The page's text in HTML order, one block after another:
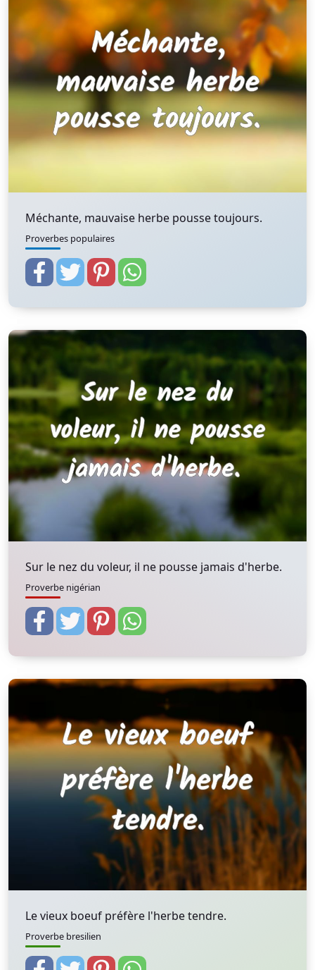
Méchante, mauvaise herbe pousse toujours.
Proverbes populaires
Sur le nez du voleur, il ne pousse jamais d'herbe.
Proverbe nigérian
Le vieux boeuf préfère l'herbe tendre.
Proverbe bresilien